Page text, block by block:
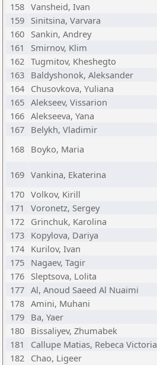
158 Vansheid, Ivan
159 Sinitsina, Varvara
160 Sankin, Andrey
161
Smirnov, Klim
162 Tugmitov, Kheshegto
163 Baldyshonok, Aleksander
164 Chusovkova, Yuliana
165 Alekseev, Vissarion
166 Alekseeva, Yana
167 Belykh, Vladimir
168 Boyko, Maria
169 Vankina, Ekaterina
170 Volkov, Kirill
171
Voronetz, Sergey
172 Grinchuk, Karolina
173 Kopylova, Dariya
174 Kurilov, Ivan
175 Nagaev, Tagir
176 Sleptsova, Lolita
177 Al, Anoud Saeed Al Nuaimi
178 Amini, Muhani
179 Ba, Yaer
180 Bissaliyev, Zhumabek
181
Callupe Matias, Rebeca Victoria
182 Chao, Ligeer